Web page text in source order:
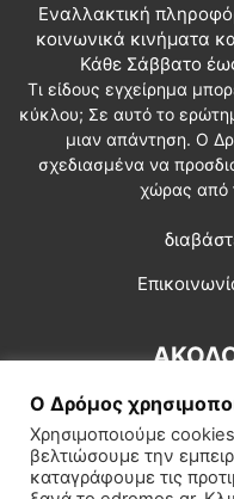
Εναλλακτική
κοινωνικά κινήματα
Κάθε Σάββατο
Τι είδους εγχείρημα
κύκλου; Σε αυτό το
μιαν απάντηση. Ο
σχεδιασμένα να
χώρας από
Ο Δρόμος
Χρησιμοποιούμε
βελτιώσουμε την
καταγράφουμε τις